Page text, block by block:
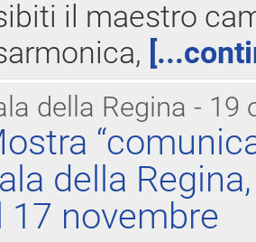
il maestro
della Regina - 19
della
17 novembre